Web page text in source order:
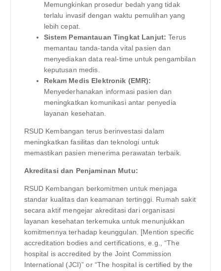
Memungkinkan prosedur bedah yang tidak
terlalu invasif dengan waktu pemulihan yang
lebih cepat.
Sistem Pemantauan Tingkat Lanjut: Terus
memantau tanda-tanda vital pasien dan
menyediakan data real-time untuk pengambilan
keputusan medis.
Rekam Medis Elektronik (EMR):
Menyederhanakan informasi pasien dan
meningkatkan komunikasi antar penyedia
layanan kesehatan.
RSUD Kembangan terus berinvestasi dalam
meningkatkan fasilitas dan teknologi untuk
memastikan pasien menerima perawatan terbaik.
Akreditasi dan Penjaminan Mutu:
RSUD Kembangan berkomitmen untuk menjaga
standar kualitas dan keamanan tertinggi. Rumah sakit
secara aktif mengejar akreditasi dari organisasi
layanan kesehatan terkemuka untuk menunjukkan
komitmennya terhadap keunggulan. [Mention specific
accreditation bodies and certifications, e.g., “The
hospital is accredited by the Joint Commission
International (JCI)” or “The hospital is certified by the